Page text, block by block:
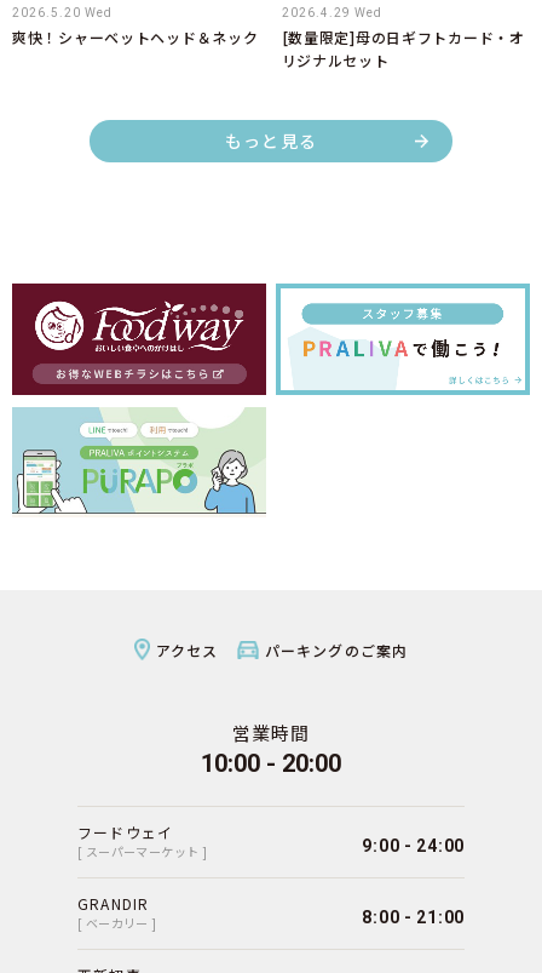
2026.5.20 Wed
爽快！シャーベットヘッド＆ネック
2026.4.29 Wed
[数量限定]母の日ギフトカード・オ
リジナルセット
もっと見る
アクセス パーキングのご案内
営業時間
10:00 - 20:00
フードウェイ
[ スーパーマーケット ] 9:00 - 24:00
GRANDIR
[ ベーカリー ] 8:00 - 21:00